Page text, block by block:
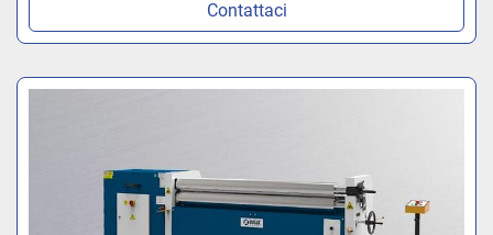
Contattaci